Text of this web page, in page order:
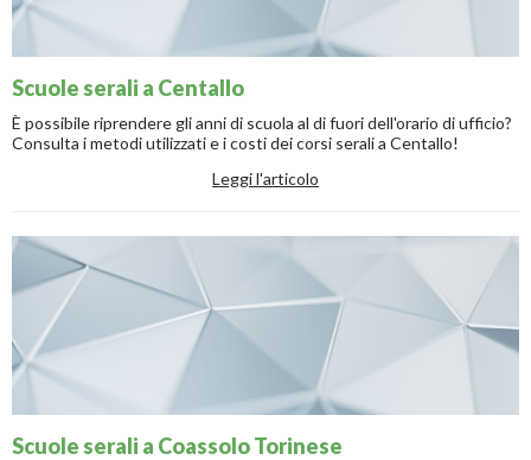
Scuole serali a Centallo
È possibile riprendere gli anni di scuola al di fuori dell'orario di ufficio?
Consulta i metodi utilizzati e i costi dei corsi serali a Centallo!
Leggi l'articolo
Scuole serali a Coassolo Torinese